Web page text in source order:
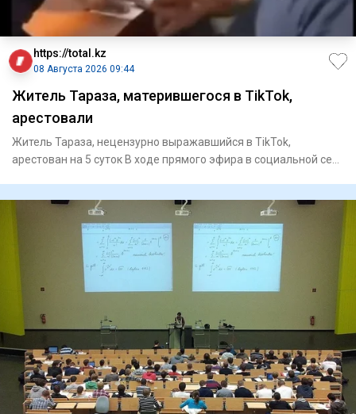
https://total.kz
08 Августа 2026 09:44
Житель Тараза, матерившегося в TikTok,
арестовали
Житель Тараза, нецензурно выражавшийся в TikTok,
арестован на 5 суток В ходе прямого эфира в социальной сети